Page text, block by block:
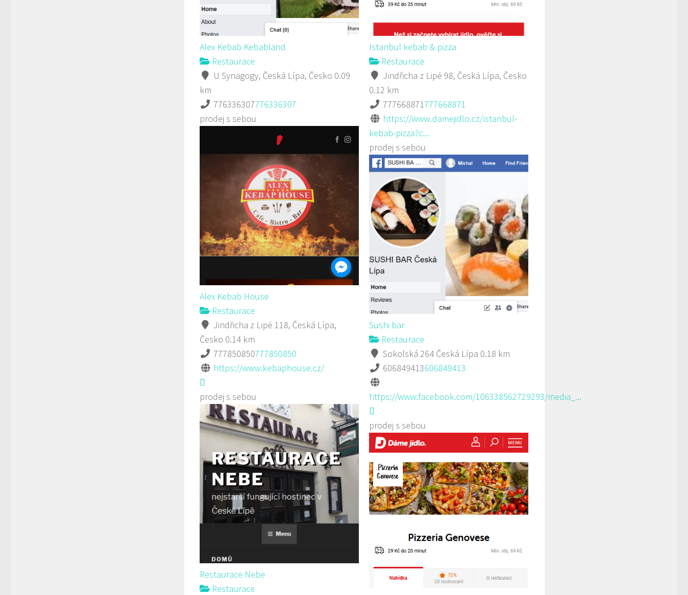
Alex Kebab Kebabland
Restaurace
U Synagogy, Česká Lípa, Česko 0.09
km
776336307776336307
prodej s sebou
Istanbul kebab & pizza
Restaurace
Jindřicha z Lipé 98, Česká Lípa, Česko
0.12 km
777668871777668871
https://www.damejidlo.cz/istanbul-
kebab-pizza?c...
prodej s sebou
Alex Kebab House
Restaurace
Jindřicha z Lipé 118, Česká Lípa,
Česko 0.14 km
777850850777850850
https://www.kebaphouse.cz/
prodej s sebou
Sushi bar
Restaurace
Sokolská 264 Česká Lípa 0.18 km
606849413606849413
https://www.facebook.com/106338562729293/media_...
prodej s sebou
Restaurace Nebe
Restaurace